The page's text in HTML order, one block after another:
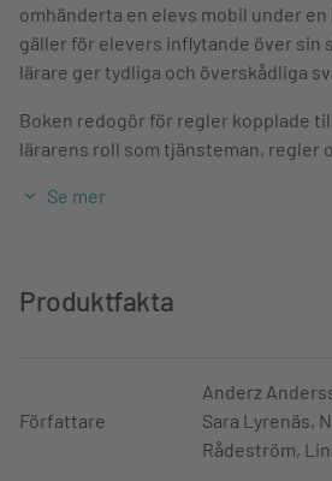
omhänderta en elevs mobil under
gäller för elevers inflytande över sin
lärare ger tydliga och överskådliga
Boken redogör för regler kopplade
lärarens roll som tjänsteman, regler
skollagen, som handlar om skolplikt,
och diskriminering har fått ett eget
Denna andra upplaga är framför allt
reglerna om skolplikt, åtgärdsgaranti
studiero. Även i övrigt har boken
Se mer
Produktfakta
Författare
Anderz
Sara Lyrenäs,
Rådeström,